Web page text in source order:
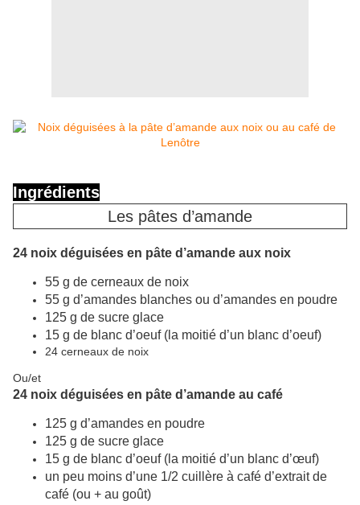
Ingrédients
Les pâtes d’amande
24 noix déguisées en pâte d’amande aux noix
55 g de cerneaux de noix
55 g d’amandes blanches ou d’amandes en poudre
125 g de sucre glace
15 g de blanc d’oeuf (la moitié d’un blanc d’oeuf)
24 cerneaux de noix
Ou/et
24 noix déguisées en pâte d’amande au café
125 g d’amandes en poudre
125 g de sucre glace
15 g de blanc d’oeuf (la moitié d’un blanc d’œuf)
un peu moins d’une 1/2 cuillère à café d’extrait de
café (ou + au goût)